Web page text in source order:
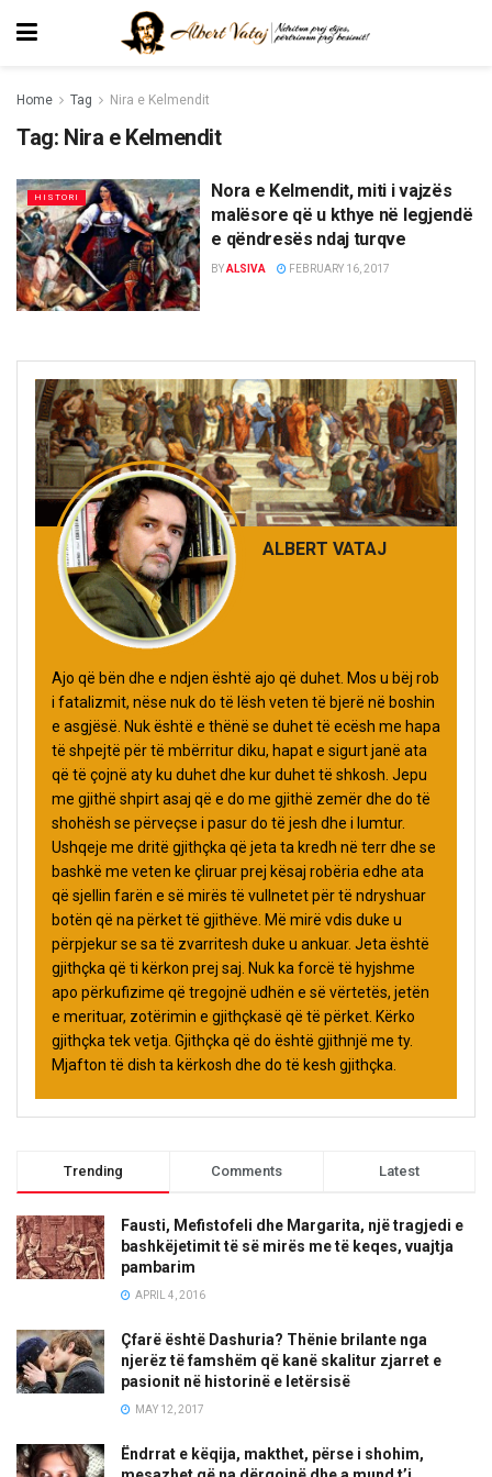
Home Tag Nira e Kelmendit
Tag: Nira e Kelmendit
HISTORI
Nora e Kelmendit, miti i vajzës
malësore që u kthye në legjendë
e qëndresës ndaj turqve
BYALSIVA FEBRUARY 16, 2017
ALBERT VATAJ
Ajo që bën dhe e ndjen është ajo që duhet. Mos u bëj rob
i fatalizmit, nëse nuk do të lësh veten të bjerë në boshin
e asgjësë. Nuk është e thënë se duhet të ecësh me hapa
të shpejtë për të mbërritur diku, hapat e sigurt janë ata
që të çojnë aty ku duhet dhe kur duhet të shkosh. Jepu
me gjithë shpirt asaj që e do me gjithë zemër dhe do të
shohësh se përveçse i pasur do të jesh dhe i lumtur.
Ushqeje me dritë gjithçka që jeta ta kredh në terr dhe se
bashkë me veten ke çliruar prej kësaj robëria edhe ata
që sjellin farën e së mirës të vullnetet për të ndryshuar
botën që na përket të gjithëve. Më mirë vdis duke u
përpjekur se sa të zvarritesh duke u ankuar. Jeta është
gjithçka që ti kërkon prej saj. Nuk ka forcë të hyjshme
apo përkufizime që tregojnë udhën e së vërtetës, jetën
e merituar, zotërimin e gjithçkasë që të përket. Kërko
gjithçka tek vetja. Gjithçka që do është gjithnjë me ty.
Mjafton të dish ta kërkosh dhe do të kesh gjithçka.
Trending Comments Latest
Fausti, Mefistofeli dhe Margarita, një tragjedi e
bashkëjetimit të së mirës me të keqes, vuajtja
pambarim
APRIL 4, 2016
Çfarë është Dashuria? Thënie brilante nga
njerëz të famshëm që kanë skalitur zjarret e
pasionit në historinë e letërsisë
MAY 12, 2017
Ëndrrat e këqija, makthet, përse i shohim,